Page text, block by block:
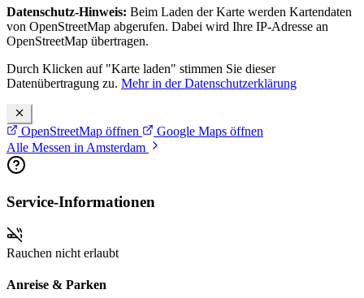
Datenschutz-Hinweis: Beim Laden der Karte werden Kartendaten
von OpenStreetMap abgerufen. Dabei wird Ihre IP-Adresse an
OpenStreetMap übertragen.
Durch Klicken auf "Karte laden" stimmen Sie dieser
Datenübertragung zu. Mehr in der Datenschutzerklärung
OpenStreetMap öffnen
Google Maps öffnen
Alle Messen in Amsterdam
Service-Informationen
Rauchen nicht erlaubt
Anreise & Parken